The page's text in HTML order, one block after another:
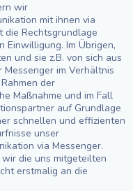
wir
mit ihnen via
die Rechtsgrundlage
Einwilligung. Im Übrigen,
und sie z.B. von sich aus
im Verhältnis
der
Maßnahme und im Fall
auf Grundlage
schnellen und effizienten
unser
via Messenger.
die uns mitgeteilten
erstmalig an die